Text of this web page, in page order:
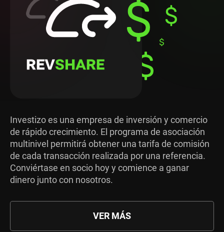
Investizo es una empresa de inversión y comercio
de rápido crecimiento. El programa de asociación
multinivel permitirá obtener una tarifa de comisión
de cada transacción realizada por una referencia.
Conviértase en socio hoy y comience a ganar
dinero junto con nosotros.
VER MÁS